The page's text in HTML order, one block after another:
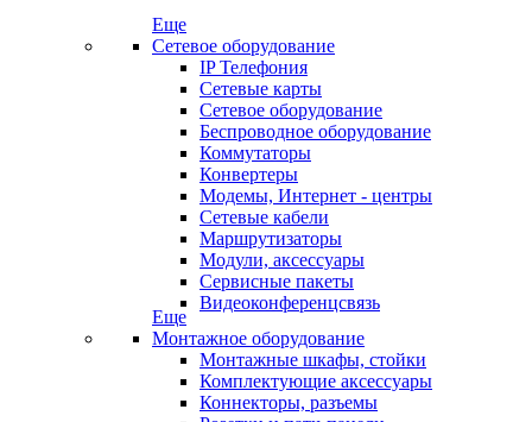
Еще
Сетевое оборудование
IP Телефония
Сетевые карты
Сетевое оборудование
Беспроводное оборудование
Коммутаторы
Конвертеры
Модемы, Интернет - центры
Сетевые кабели
Маршрутизаторы
Модули, аксессуары
Сервисные пакеты
Видеоконференцсвязь
Еще
Монтажное оборудование
Монтажные шкафы, стойки
Комплектующие аксессуары
Коннекторы, разъемы